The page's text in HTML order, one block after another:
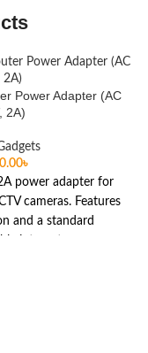
Power Adapter (AC
2A)
৳
power adapter for
cameras. Features
and a standard